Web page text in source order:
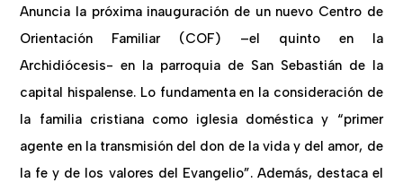
Anuncia la próxima inauguración de un nuevo Centro de
Orientación Familiar (COF) –el quinto en la
Archidiócesis- en la parroquia de San Sebastián de la
capital hispalense. Lo fundamenta en la consideración de
la familia cristiana como iglesia doméstica y “primer
agente en la transmisión del don de la vida y del amor, de
la fe y de los valores del Evangelio”. Además, destaca el